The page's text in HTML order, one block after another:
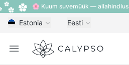
🌸 Kuum suvemüük —
Estonia Eesti
Open menu
Calypso